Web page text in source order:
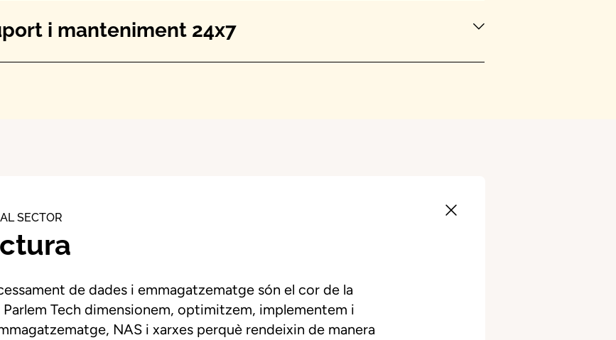
i manteniment 24x7
SECTOR
de dades i emmagatzematge són el cor de la
Tech dimensionem, optimitzem, implementem i
NAS i xarxes perquè rendeixin de manera